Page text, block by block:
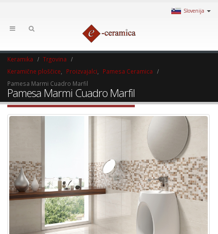
Slovenija
Keramika
Trgovina
Keramične ploščice
Proizvajalci
Pamesa Ceramica
Pamesa Marmi Cuadro Marfil
Pamesa Marmi Cuadro Marfil